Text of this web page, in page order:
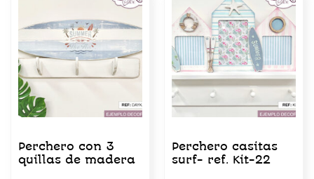
Perchero con 3
quillas de madera
Perchero casitas
surf- ref. Kit-22